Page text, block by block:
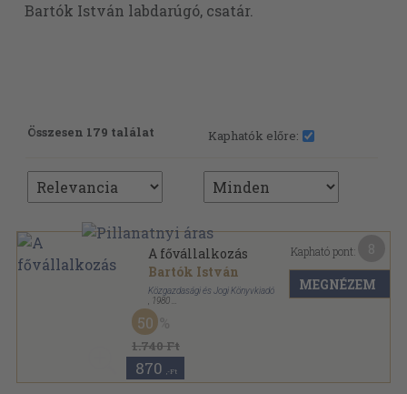
Bartók István labdarúgó, csatár.
Összesen 179 találat Kaphatók előre:
A fővállalkozás
Bartók István
Közgazdasági és Jogi Könyvkiadó
1980
Fűzött kemény papírkötés
1.740 Ft
50
870 ,-Ft
Kapható pont:
MEGNÉZEM